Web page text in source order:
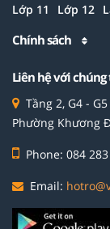
Lớp 11 Lớp 12
Chính sách
Liên hệ với chúng
Tầng 2, G4 -
Phường Khương
Phone: 084
Email: